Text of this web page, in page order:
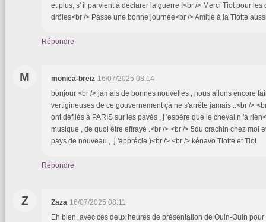
et plus, s' il parvient à déclarer la guerre !<br /> Merci Tiot pour les
drôles<br /> Passe une bonne journée<br /> Amitié à la Tiotte
Répondre
M monica-breiz 16/07/2025 08:14
bonjour <br /> jamais de bonnes nouvelles , nous allons encore
vertigineuses de ce gouvernement çà ne s'arrête jamais ..<br />
ont défilés à PARIS sur les pavés , j 'espére que le cheval n 'à
musique , de quoi être effrayé .<br /> <br /> 5du crachin chez moi
pays de nouveau , ,j 'apprécie )<br /> <br /> kénavo Tiotte et Tiot
Répondre
Z Zaza 16/07/2025 08:11
Eh bien, avec ces deux heures de présentation de Ouin-Ouin